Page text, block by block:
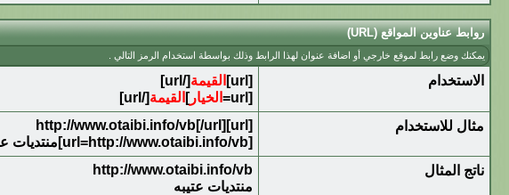
روابط عناوين المواقع (URL)
يمكنك وضع رابط لموقع خارجي أو اضافة عنوان لهذا الرابط وذلك بواسطة استخدام الرمز التالي .
الاستخدام [url] القيمة[/url]
[url=
الخيار] القيمة[/url]
مثال للاستخدام
[url]http://www.otaibi.info/vb[/url]
[url=http://www.otaibi.info/vb]منتديات عتيبه[/url]
ناتج المثال
http://www.otaibi.info/vb
منتديات عتيبه